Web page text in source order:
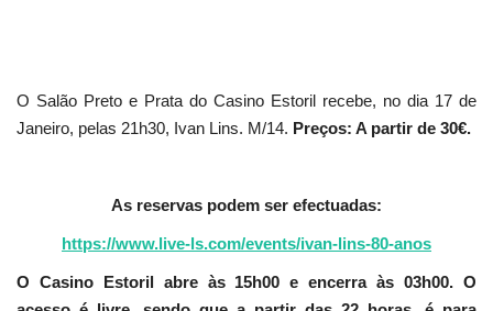
O Salão Preto e Prata do Casino Estoril recebe, no dia 17 de
Janeiro, pelas 21h30, Ivan Lins. M/14. Preços: A partir de 30€.
As reservas podem ser efectuadas:
https://www.live-ls.com/events/ivan-lins-80-anos
O Casino Estoril abre às 15h00 e encerra às 03h00. O